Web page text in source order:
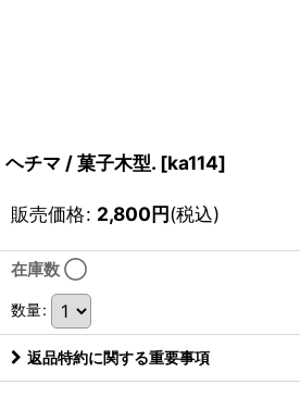
ヘチマ / 菓子木型. [ka114]
販売価格: 2,800円(税込)
在庫数 ◯
数量:
返品特約に関する重要事項